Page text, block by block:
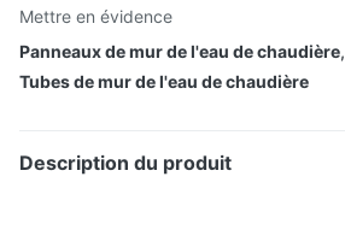
Mettre en évidence
Panneaux de mur de l'eau de chaudière,
Tubes de mur de l'eau de chaudière
Description du produit